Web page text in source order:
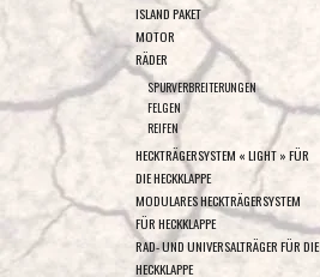
ISLAND PAKET
MOTOR
RÄDER
SPURVERBREITERUNGEN
FELGEN
REIFEN
HECKTRÄGERSYSTEM « LIGHT » FÜR
DIE HECKKLAPPE
MODULARES HECKTRÄGERSYSTEM
FÜR HECKKLAPPE
RAD- UND UNIVERSALTRÄGER FÜR DIE
HECKKLAPPE